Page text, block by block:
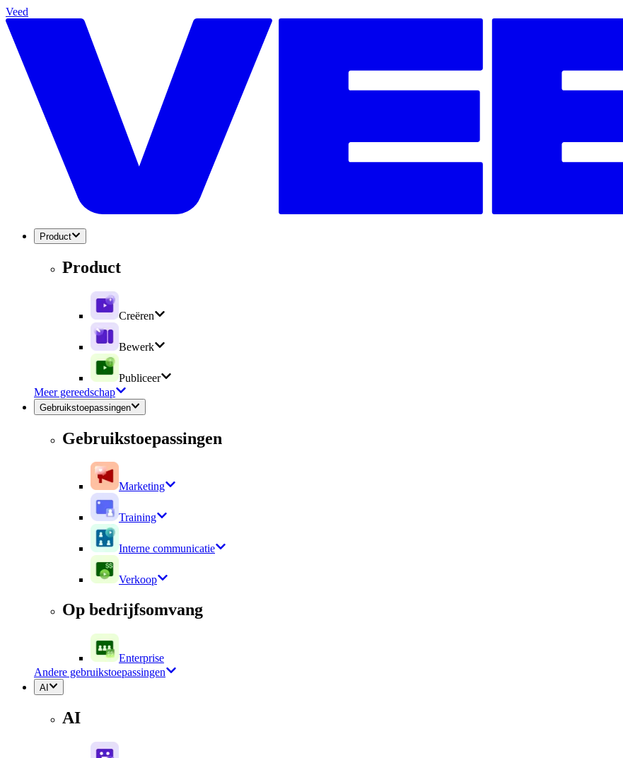
Veed
Product
Product
Creëren
Bewerk
Publiceer
Meer gereedschap
Gebruikstoepassingen
Gebruikstoepassingen
Marketing
Training
Interne communicatie
Verkoop
Op bedrijfsomvang
Enterprise
Andere gebruikstoepassingen
AI
AI